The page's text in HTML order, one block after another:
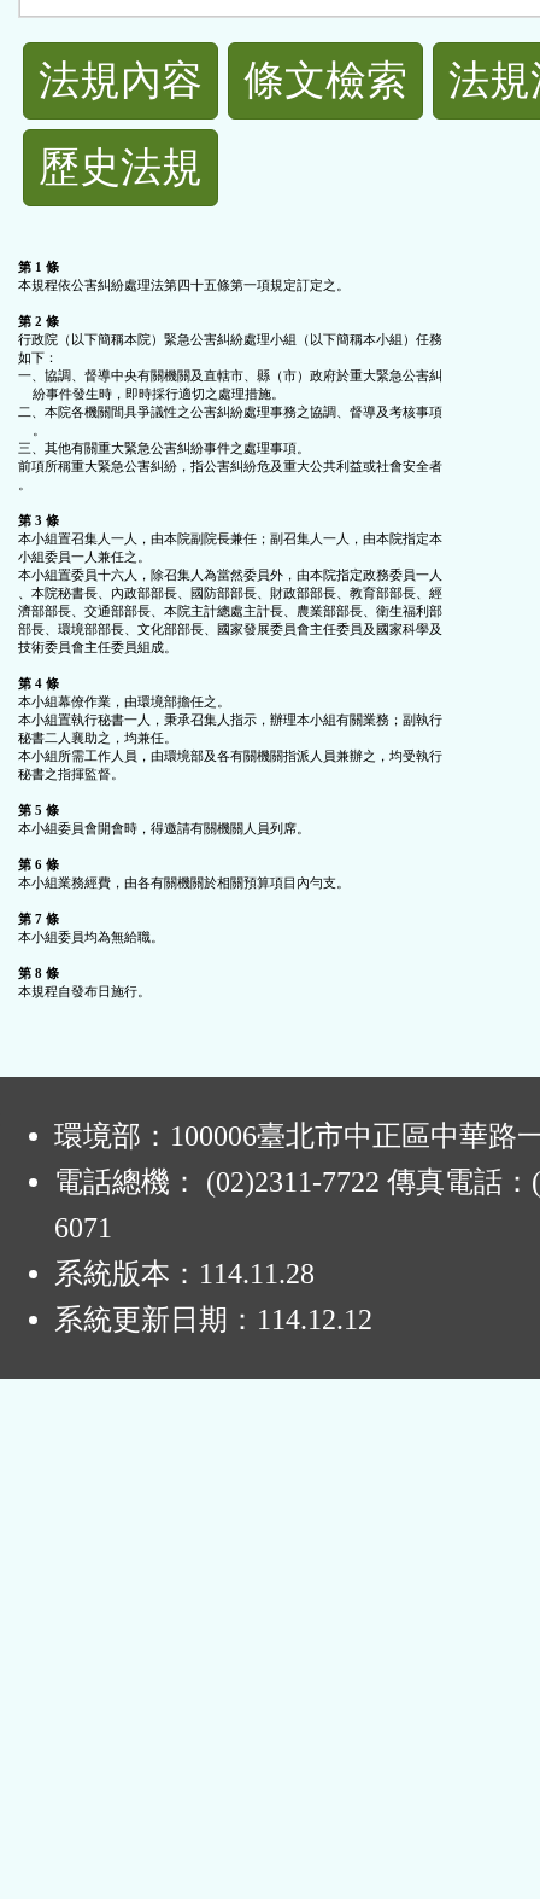
法
規
功
按
鈕
區
法規內容 條文檢索
法
歷史法規
第 1 條
本規程依公害糾紛處理法第四十五條第一項規定訂定之。
第 2 條
行政院（以下簡稱本院）緊急公害糾紛處理小組（以下簡稱本小組）任務
如下：
一、協調、督導中央有關機關及直轄市、縣（市）政府於重大緊急公害糾
二、本院各機關間具爭議性之公害糾紛處理事務之協調、督導及考核事項
三、其他有關重大緊急公害糾紛事件之處理事項。
前項所稱重大緊急公害糾紛，指公害糾紛危及重大公共利益或社會安全者
。
第 3 條
本小組置召集人一人，由本院副院長兼任；副召集人一人，由本院指定本
小組委員一人兼任之。
本小組置委員十六人，除召集人為當然委員外，由本院指定政務委員一人
、本院秘書長、內政部部長、國防部部長、財政部部長、教育部部長、經
濟部部長、交通部部長、本院主計總處主計長、農業部部長、衛生福利部
部長、環境部部長、文化部部長、國家發展委員會主任委員及國家科學及
技術委員會主任委員組成。
第 4 條
本小組幕僚作業，由環境部擔任之。
本小組置執行秘書一人，秉承召集人指示，辦理本小組有關業務；副執行
秘書二人襄助之，均兼任。
本小組所需工作人員，由環境部及各有關機關指派人員兼辦之，均受執行
秘書之指揮監督。
第 5 條
本小組委員會開會時，得邀請有關機關人員列席。
第 6 條
本小組業務經費，由各有關機關於相關預算項目內勻支。
第 7 條
本小組委員均為無給職。
第 8 條
環境部：100006臺北市中正區中華路
電話總機： (02)2311-7722 傳真電話：
6071
系統版本： 114.11.28
系統更新日期： 114.12.12